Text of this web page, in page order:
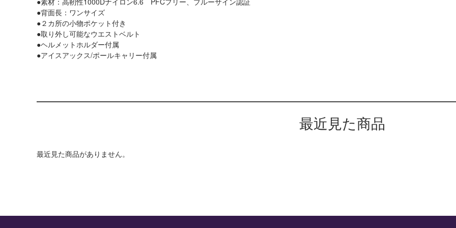
●背面長：ワンサイズ
●２カ所の小物ポケット付き
●取り外し可能なウエストベルト
●ヘルメットホルダー付属
●アイスアックス/ポールキャリー付属
最近見た商品
最近見た商品がありません。